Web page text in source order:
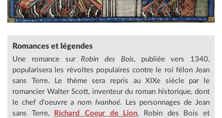
Romances et légendes
Une romance surRobin des Bois, publiée vers 1340,
popularisera les révoltes populaires contre le roi félon Jean
sans Terre. Le thème sera repris au XIXe siècle par le
romancier Walter Scott, inventeur du roman historique, dont
le chef d'oeuvre a nom Ivanhoé. Les personnages de Jean
sans Terre,
Richard Coeur de Lion, Robin des Bois et